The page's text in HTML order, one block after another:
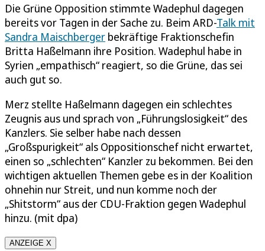
Die Grüne Opposition stimmte Wadephul dagegen
bereits vor Tagen in der Sache zu. Beim ARD-Talk mit
Sandra Maischberger bekräftige Fraktionschefin
Britta Haßelmann ihre Position. Wadephul habe in
Syrien „empathisch“ reagiert, so die Grüne, das sei
auch gut so.
Merz stellte Haßelmann dagegen ein schlechtes
Zeugnis aus und sprach von „Führungslosigkeit“ des
Kanzlers. Sie selber habe nach dessen
„Großspurigkeit“ als Oppositionschef nicht erwartet,
einen so „schlechten“ Kanzler zu bekommen. Bei den
wichtigen aktuellen Themen gebe es in der Koalition
ohnehin nur Streit, und nun komme noch der
„Shitstorm“ aus der CDU-Fraktion gegen Wadephul
hinzu. (mit dpa)
ANZEIGE X